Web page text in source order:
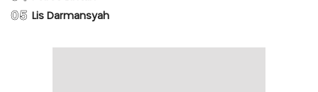
05 Lis Darmansyah